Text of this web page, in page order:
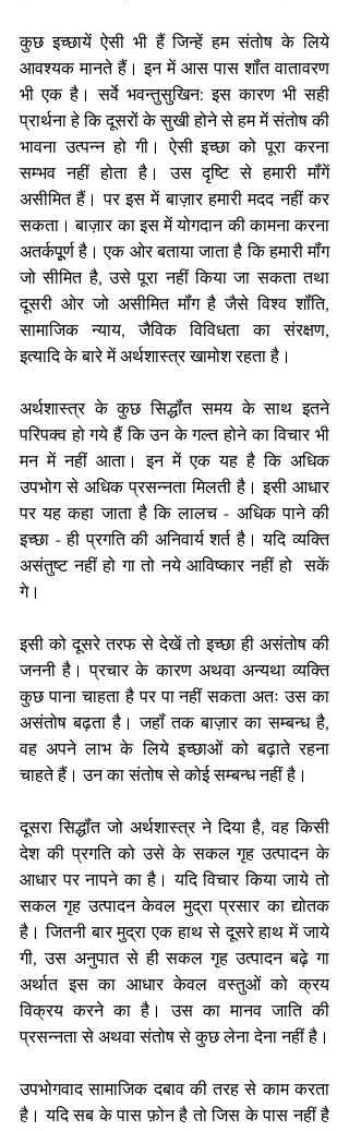
कुछ इच्छायें ऐसी भी हैं जिन्हें हम संतोष के लिये
आवश्यक मानते हैं। इन में आस पास शॉंत वातावरण
भी एक है। सर्वे भवन्तुसुखिन: इस कारण भी सही
प्रार्थना हे कि दूसरों के सुखी होने से हम में संतोष की
भावना उत्पन्न हो गी। ऐसी इच्छा को पूरा करना
सम्भव नहीं होता है। उस दृष्टि से हमारी मॉंगें
असीमित हैं। पर इस में बाज़ार हमारी मदद नहीं कर
सकता। बाज़ार का इस में योगदान की कामना करना
अतर्कपूूर्ण है। एक ओर बताया जाता है कि हमारी मॉंग
जो सीमित है, उसे पूरा नहीं किया जा सकता तथा
दूसरी ओर जो असीमित मॉंग है जैसे विश्व शॉंति,
सामाजिक न्याय, जैविक विविधता का संरक्षण,
इत्यादि के बारे में अर्थशास्त्र खामोश रहता है।
अर्थशास्त्र के कुछ सिद्धॉंत समय के साथ इतने
परिपक्व हो गये हैं कि उन के गल्त होने का विचार भी
मन में नहीं आता। इन में एक यह है कि अधिक
उपभोग से अधिक प्रसन्नता मिलती है। इसी आधार
पर यह कहा जाता है कि लालच - अधिक पाने की
इच्छा - ही प्रगति की अनिवार्य शर्त है। यदि व्यक्ति
असंतुष्ट नहीं हो गा तो नये आविष्कार नहीं हो  सकें
गे।
इसी को दूसरे तरफ से देखें तो इच्छा ही असंतोष की
जननी है। प्रचार के कारण अथवा अन्यथा व्यक्ति
कुछ पाना चाहता है पर पा नहीं सकता अतः उस का
असंतोष बढ़ता है। जहॉं तक बाज़ार का सम्बन्ध है,
वह अपने लाभ के लिये इच्छाओं को बढ़ाते रहना
चाहते हैं। उन का संतोष से कोई सम्बन्ध नहीं है।
दूसरा सिद्धॉंत जो अर्थशास्त्र ने दिया है, वह किसी
देश की प्रगति को उसे के सकल गृह उत्पादन के
आधार पर नापने का है। यदि विचार किया जाये तो
सकल गृह उत्पादन केवल मुद्रा प्रसार का द्योतक
है। जितनी बार मुद्रा एक हाथ से दूसरे हाथ में जाये
गी, उस अनुपात से ही सकल गृह उत्पादन बढ़े गा
अर्थात इस का आधार केवल वस्तुओं को क्रय
विक्रय करने का है। उस का मानव जाति की
उपभोगवाद सामाजिक दबाव की तरह से काम करता
है। यदि सब के पास फ़ोन है तो जिस के पास नहीं है